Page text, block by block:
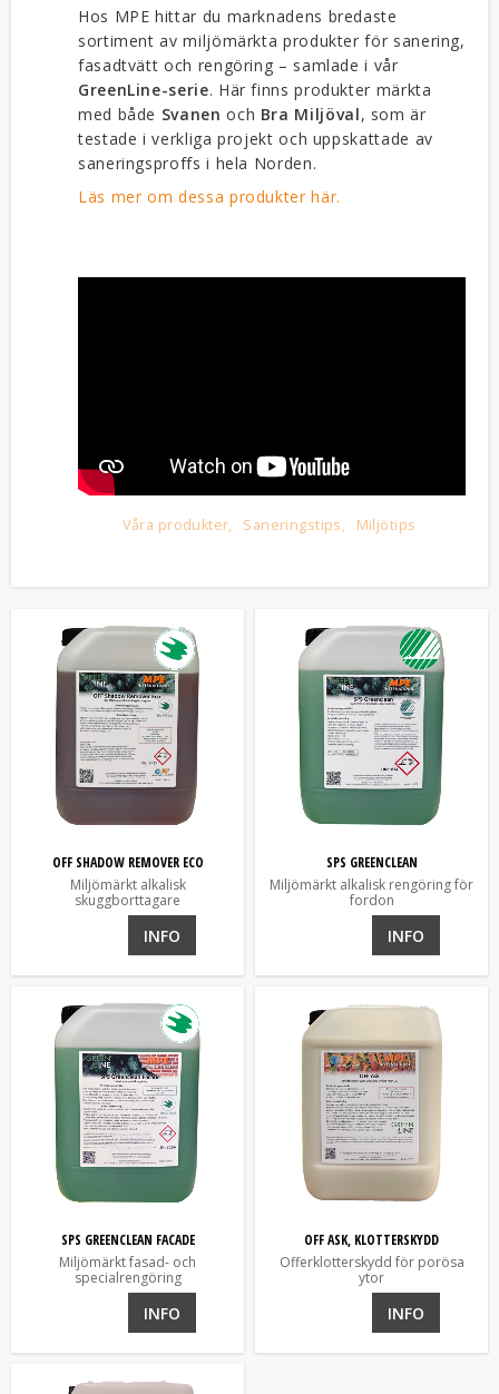
Hos MPE hittar du marknadens bredaste
sortiment av miljömärkta produkter för sanering,
fasadtvätt och rengöring – samlade i vår
GreenLine-serie. Här finns produkter märkta
med både Svanen och Bra Miljöval, som är
testade i verkliga projekt och uppskattade av
saneringsproffs i hela Norden.
Läs mer om dessa produkter här.
Våra produkter Saneringstips Miljötips
OFF SHADOW REMOVER ECO
Miljömärkt alkalisk
skuggborttagare
INFO
SPS GREENCLEAN
Miljömärkt alkalisk rengöring för
fordon
INFO
SPS GREENCLEAN FACADE
Miljömärkt fasad- och
specialrengöring
INFO
OFF ASK, KLOTTERSKYDD
Offerklotterskydd för porösa
ytor
INFO